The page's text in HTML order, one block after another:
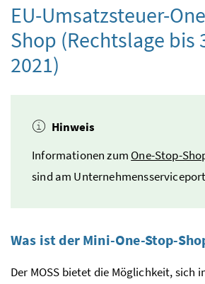
EU-Umsatzsteuer-
Shop (Rechtslage bis
2021)
Hinweis
Informationen zum One-Stop-
sind am
Was ist der Mini-One-Stop-
Der MOSS bietet die Möglichkeit, sich